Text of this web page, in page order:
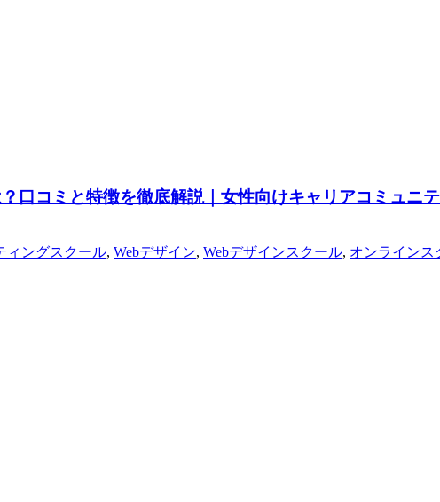
口コミと特徴を徹底解説｜女性向けキャリアコミュニ
ィングスクール, Webデザイン, Webデザインスクール, オンラインス